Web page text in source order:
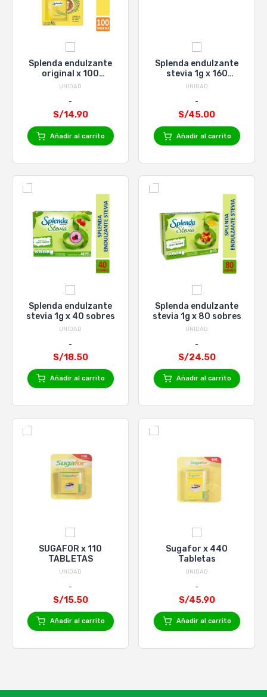
Splenda endulzante
original x 100
tabletas
UNIDAD
S/14.90
Añadir al carrito
Splenda endulzante
stevia 1g x 160
sobres
UNIDAD
S/45.00
Añadir al carrito
Splenda endulzante
stevia 1g x 40 sobres
UNIDAD
S/18.50
Añadir al carrito
Splenda endulzante
stevia 1g x 80 sobres
UNIDAD
S/24.50
Añadir al carrito
SUGAFOR x 110
TABLETAS
UNIDAD
S/15.50
Añadir al carrito
Sugafor x 440
Tabletas
UNIDAD
S/45.90
Añadir al carrito